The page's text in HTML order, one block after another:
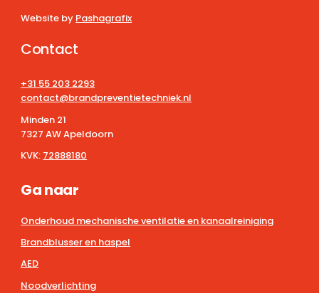
Website by Pashagrafix
Contact
+31 55 203 2293
contact@brandpreventietechniek.nl
Minden 21
7327 AW Apeldoorn
KVK: 72888180
Ga naar
Onderhoud mechanische ventilatie en kanaalreiniging
Brandblusser en haspel
AED
Noodverlichting